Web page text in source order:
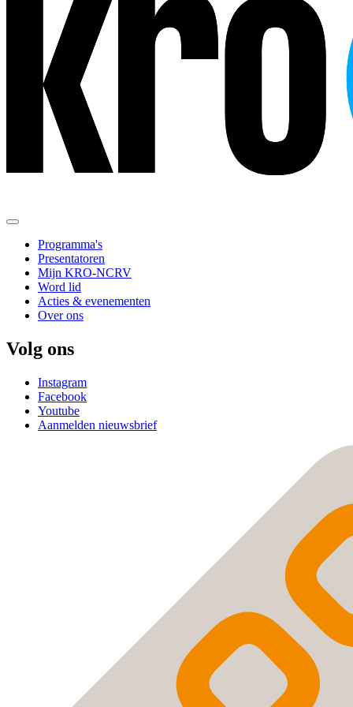
Programma's
Presentatoren
Mijn KRO-NCRV
Word lid
Acties & evenementen
Over ons
Volg ons
Instagram
Facebook
Youtube
Aanmelden nieuwsbrief